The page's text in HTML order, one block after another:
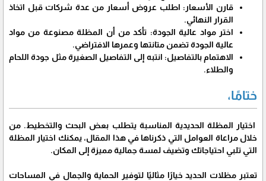
قارن الأسعار: اطلب عروض أسعار من عدة شركات قبل اتخاذ
القرار النهائي.
اختر مواد عالية الجودة: تأكد من أن المظلة مصنوعة من مواد
عالية الجودة تضمن متانتها وعمرها الافتراضي.
الاهتمام بالتفاصيل: انتبه إلى التفاصيل الصغيرة مثل جودة اللحام
والطلاء.
ختامًا،
اختيار المظلة الحديدية المناسبة يتطلب بعض البحث والتخطيط. من
خلال مراعاة العوامل التي ذكرناها في هذا المقال، يمكنك اختيار المظلة
التي تلبي احتياجاتك وتضيف لمسة جمالية مميزة إلى المكان.
تعتبر مظلات الحديد خيارًا مثاليًا لتوفير الحماية والجمال في المساحات